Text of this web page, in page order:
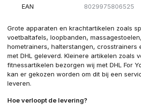
EAN 8029975806525
Grote apparaten en krachtartikelen zoals
voetbaltafels, loopbanden,
hometrainers, halterstangen, crosstrainers
met DHL geleverd. Kleinere artikelen zoals
fitnessartikelen bezorgen wij met DHL For
kan er gekozen worden om dit bij een
leveren.
Hoe verloopt de levering?